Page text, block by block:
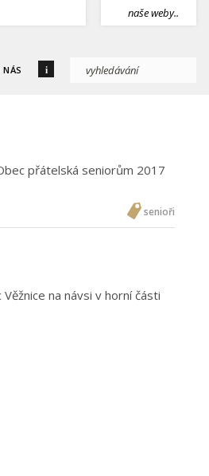
naše weby..
NÁS i
přátelská seniorům 2017
senioři
na návsi v horní části